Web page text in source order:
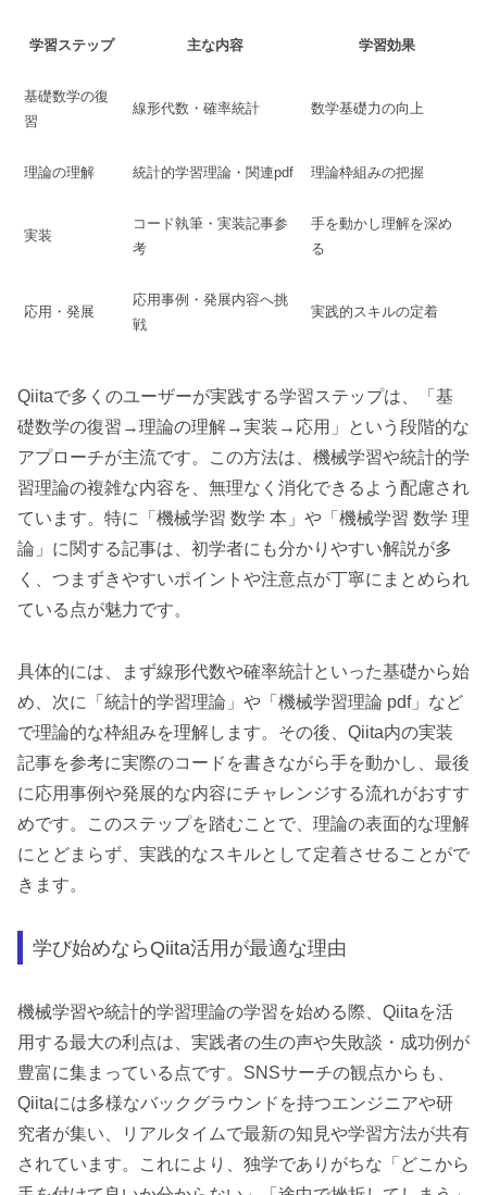
学習ステップ 主な内容 学習効果
基礎数学の復
習
線形代数・確率統計 数学基礎力の向上
理論の理解 統計的学習理論・関連pdf 理論枠組みの把握
実装
コード執筆・実装記事参
考
手を動かし理解を深め
る
応用・発展
応用事例・発展内容へ挑
戦
実践的スキルの定着
Qiitaで多くのユーザーが実践する学習ステップは、「基
礎数学の復習→理論の理解→実装→応用」という段階的な
アプローチが主流です。この方法は、機械学習や統計的学
習理論の複雑な内容を、無理なく消化できるよう配慮され
ています。特に「機械学習 数学 本」や「機械学習 数学 理
論」に関する記事は、初学者にも分かりやすい解説が多
く、つまずきやすいポイントや注意点が丁寧にまとめられ
ている点が魅力です。
具体的には、まず線形代数や確率統計といった基礎から始
め、次に「統計的学習理論」や「機械学習理論 pdf」など
で理論的な枠組みを理解します。その後、Qiita内の実装
記事を参考に実際のコードを書きながら手を動かし、最後
に応用事例や発展的な内容にチャレンジする流れがおすす
めです。このステップを踏むことで、理論の表面的な理解
にとどまらず、実践的なスキルとして定着させることがで
きます。
学び始めならQiita活用が最適な理由
機械学習や統計的学習理論の学習を始める際、Qiitaを活
用する最大の利点は、実践者の生の声や失敗談・成功例が
豊富に集まっている点です。SNSサーチの観点からも、
Qiitaには多様なバックグラウンドを持つエンジニアや研
究者が集い、リアルタイムで最新の知見や学習方法が共有
されています。これにより、独学でありがちな「どこから